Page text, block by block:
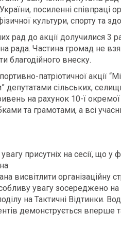
посиленні співпраці
культури, спорту та
рад до акції долучилися 3
рада. Частина громад не
благодійного внеску.
патріотичної акції
сільських,
на рахунок 10-ї
та грамотами, а всі
присутніх на сесії, що у
висвітлити організаційну
увагу зосереджено
на Тактичні Відтинки.
демонструється